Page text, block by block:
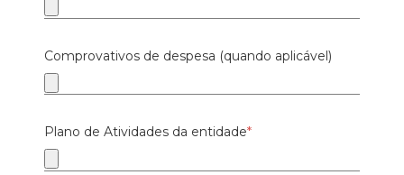
Comprovativos de despesa (quando aplicável)
Plano de Atividades da entidade*